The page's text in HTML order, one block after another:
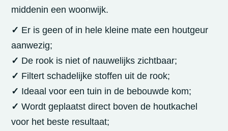
middenin een woonwijk.
✓ Er is geen of in hele kleine mate een houtgeur
aanwezig;
✓ De rook is niet of nauwelijks zichtbaar;
✓ Filtert schadelijke stoffen uit de rook;
✓ Ideaal voor een tuin in de bebouwde kom;
✓Wordt geplaatst direct boven de houtkachel
voor het beste resultaat;